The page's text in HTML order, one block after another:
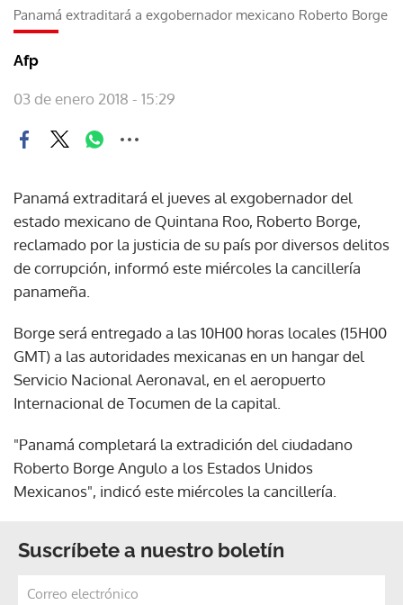
Panamá extraditará a exgobernador mexicano Roberto Borge
Afp
03 de enero 2018 - 15:29
Panamá extraditará el jueves al exgobernador del
estado mexicano de Quintana Roo, Roberto Borge,
reclamado por la justicia de su país por diversos delitos
de corrupción, informó este miércoles la cancillería
panameña.
Borge será entregado a las 10H00 horas locales (15H00
GMT) a las autoridades mexicanas en un hangar del
Servicio Nacional Aeronaval, en el aeropuerto
Internacional de Tocumen de la capital.
"Panamá completará la extradición del ciudadano
Roberto Borge Angulo a los Estados Unidos
Mexicanos", indicó este miércoles la cancillería.
Suscríbete a nuestro boletín